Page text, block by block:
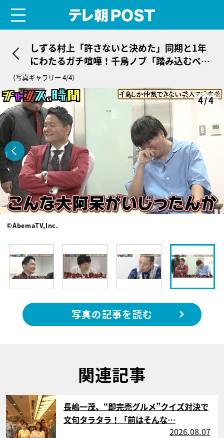
しずる村上「許さないと決めた」同期と1年
にわたるガチ喧嘩！千鳥ノブ「踏み込むべき
ところじゃない」
（写真ギャラリー 4/4）
4/4
©AbemaTV,Inc.
写真の記事を読む
関連記事
サムネイル
長嶋一茂、“即完売グルメ”クイズ対決で
文句タラタラ！「前はそんな…
2026.08.07